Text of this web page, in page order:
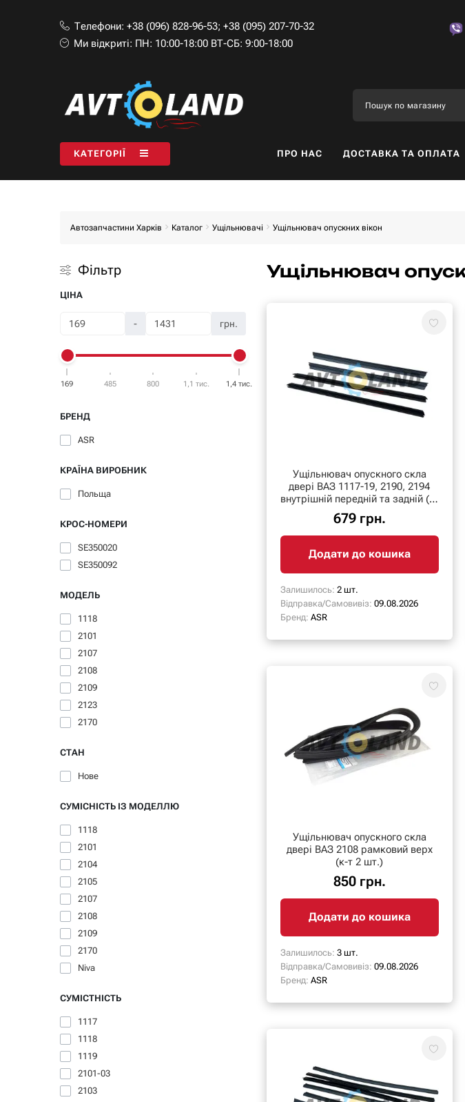
Телефони: +38 (096) 828-96-53; +38 (095) 207-70-32
Ми відкриті: ПН: 10:00-18:00 ВТ-СБ: 9:00-18:00
КАТЕГОРІЇ ПРО НАС ДОСТАВКА ТА ОПЛАТА
Автозапчастини Харків Каталог Ущільнювачі Ущільнювач опускних вікон
Фільтр
ЦІНА
- грн.
169 485 800 1,1 тис. 1,4 тис.
БРЕНД
ASR
КРАЇНА ВИРОБНИК
Польща
КРОС-НОМЕРИ
SE350020
SE350092
МОДЕЛЬ
1118
2101
2107
2108
2109
2123
2170
СТАН
Нове
СУМІСНІСТЬ ІЗ МОДЕЛЛЮ
1118
2101
2104
2105
2107
2108
2109
2170
Niva
СУМІСТНІСТЬ
1117
1118
1119
2101-03
2103
Ущільнювач
Ущільнювач опускного скла
двері ВАЗ 1117-19, 2190, 2194
внутрішній передній та задній (к-
т 4 шт.), A
679 грн.
Додати до кошика
Залишилось: 2 шт.
Відправка/Самовивіз: 09.08.2026
Бренд: ASR
Ущільнювач опускного скла
двері ВАЗ 2108 рамковий верх
(к-т 2 шт.)
850 грн.
Додати до кошика
Залишилось: 3 шт.
Відправка/Самовивіз: 09.08.2026
Бренд: ASR